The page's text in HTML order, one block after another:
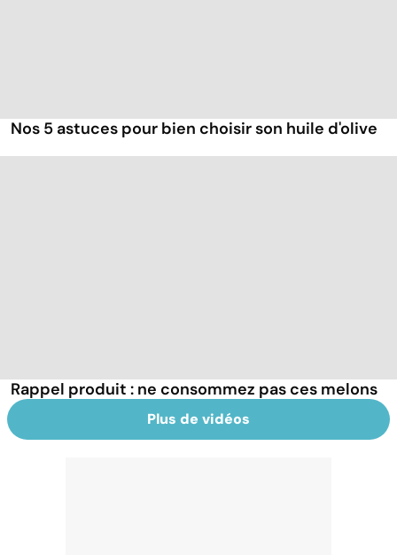
Nos 5 astuces pour bien choisir son huile d'olive
Rappel produit : ne consommez pas ces melons
Plus de vidéos